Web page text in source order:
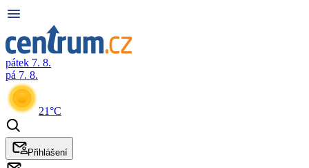
pátek 7. 8.
pá 7. 8.
21°C
Přihlášení